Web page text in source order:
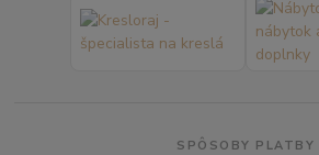
SPÔSOBY PLATBY